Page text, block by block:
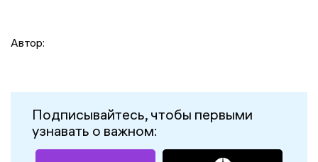
Автор:
Подписывайтесь, чтобы первыми
узнавать о важном: